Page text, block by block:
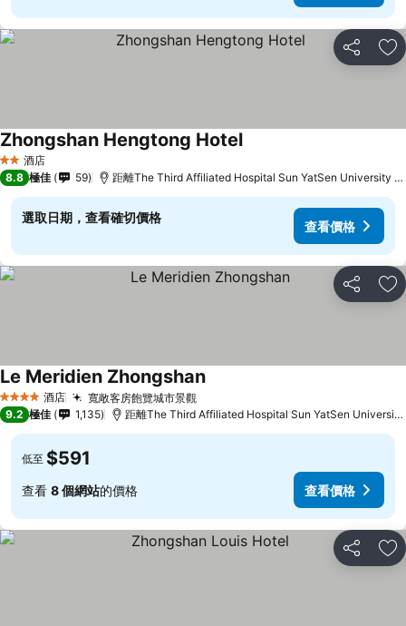
分享 放
2 星級酒店
Zhongshan Hengtong Hotel查看價格
8.8 極佳 59 距離The Third Affiliated Hospital Sun YatSen University
選取日期，查看確切價格
查看價格
分享 放
4 星級 酒店 寬敞客房飽覽城市景觀查看價格
Le Meridien Zhongshan查看價格
9.2 極佳 1,135 距離The Third Affiliated Hospital Sun YatSen University
低至 $591
查看 8 個網站的價格 查看價格
分享 放